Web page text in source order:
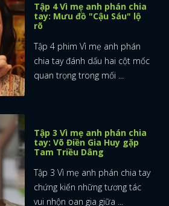
Tập 4 Vì mẹ anh phán chia
tay: Mưu đồ "Cậu Sáu" lộ
rõ
Tập 4 phim Vì mẹ anh phán
chia tay đánh dấu hai cột mốc
quan trọng trong mối ...
Tập 3 Vì mẹ anh phán chia
tay: Võ Điền Gia Huy gặp
Tam Triều Dâng
Tập 3 Vì mẹ anh phán chia tay
chứng kiến những tương tác
vui nhộn oan gia giữa ...